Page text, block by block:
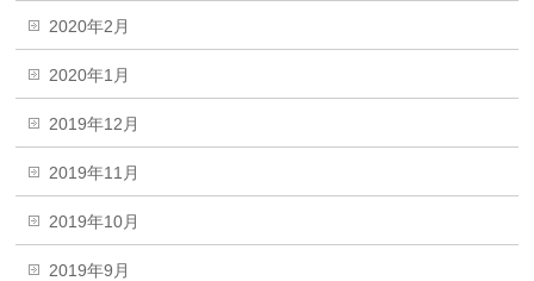
2020年2月
2020年1月
2019年12月
2019年11月
2019年10月
2019年9月